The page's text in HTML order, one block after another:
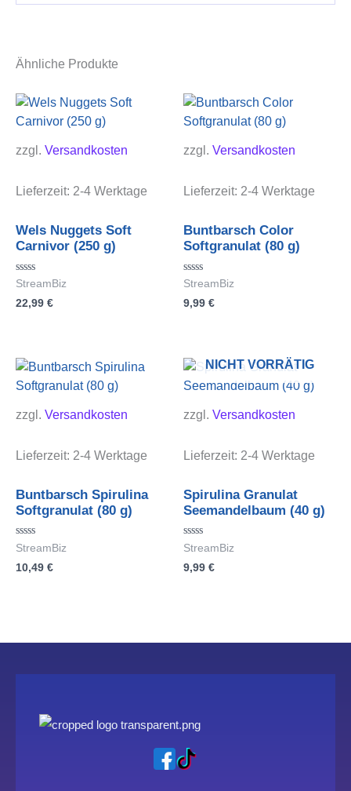
Ähnliche Produkte
zzgl. Versandkosten
Lieferzeit: 2-4 Werktage
Wels Nuggets Soft
Carnivor (250 g)
Bewertet
0
StreamBiz
22,99 €
zzgl. Versandkosten
Lieferzeit: 2-4 Werktage
Buntbarsch Color
Softgranulat (80 g)
Bewertet
0
StreamBiz
9,99 €
zzgl. Versandkosten
Lieferzeit: 2-4 Werktage
Buntbarsch Spirulina
Softgranulat (80 g)
Bewertet
0
StreamBiz
10,49 €
NICHT VORRÄTIG
zzgl. Versandkosten
Lieferzeit: 2-4 Werktage
Spirulina Granulat
Seemandelbaum (40 g)
Bewertet
0
StreamBiz
9,99 €